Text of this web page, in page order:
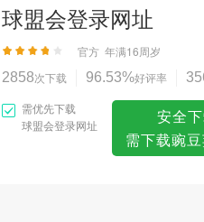
球盟会登录网址
官方 年满16周岁
2858次下载 96.53%好评率
需优先下载
球盟会登录网址
安全
需下载豌